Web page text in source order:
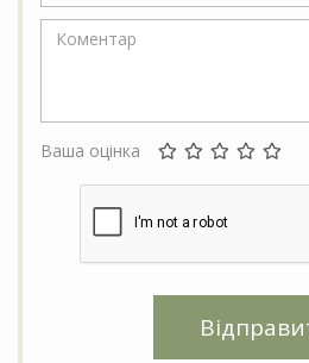
Ваша оцінка